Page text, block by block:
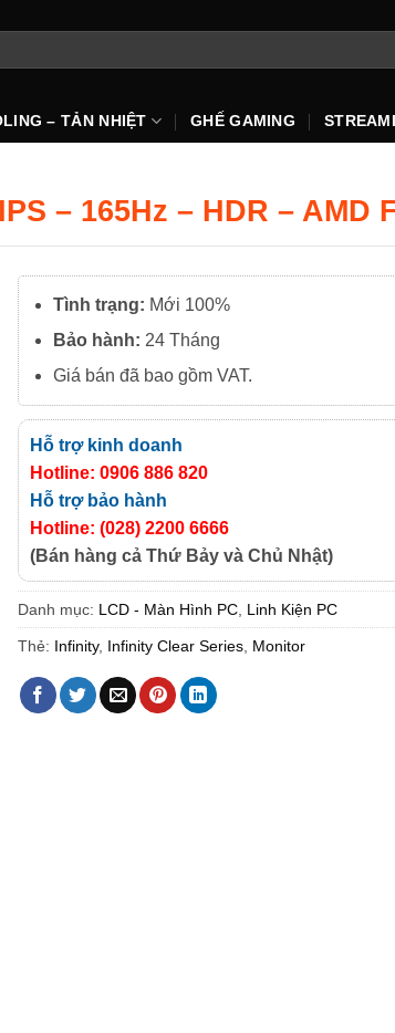
– TẢN NHIỆT GHẾ GAMING
– 165Hz – HDR – AMD
Tình trạng: Mới 100%
Bảo hành: 24 Tháng
Giá bán đã bao gồm VAT.
Hỗ trợ kinh doanh
Hotline: 0906 886 820
Hỗ trợ bảo hành
Hotline: (028) 2200 6666
(Bán hàng cả Thứ Bảy và Chủ Nhật)
Danh mục: LCD - Màn Hình PC Linh Kiện PC
Thẻ: Infinity, Infinity Clear Series Monitor